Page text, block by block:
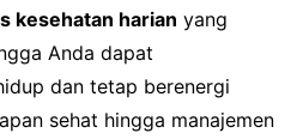
kesehatan harian yang
Anda dapat
dan tetap berenergi
sehat hingga manajemen